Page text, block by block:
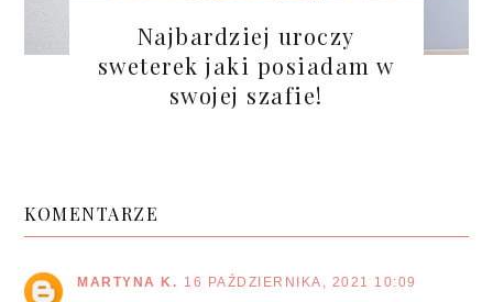
Najbardziej uroczy
sweterek jaki posiadam w
swojej szafie!
KOMENTARZE
MARTYNA K. 16 PAŹDZIERNIKA, 2021 10:09